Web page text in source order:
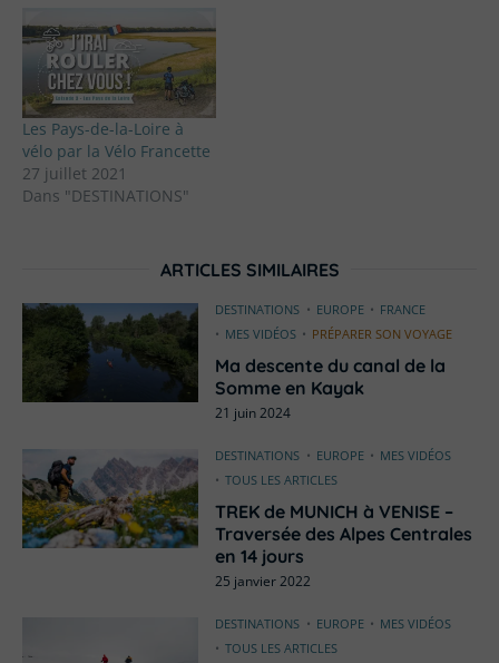
Les Pays-de-la-Loire à
vélo par la Vélo Francette
27 juillet 2021
Dans "DESTINATIONS"
ARTICLES SIMILAIRES
DESTINATIONS EUROPE
FRANCE
MES VIDÉOS
PRÉPARER SON VOYAGE
Ma descente du canal de la
Somme en Kayak
21 juin 2024
DESTINATIONS EUROPE
MES VIDÉOS
TOUS LES ARTICLES
TREK de MUNICH à VENISE –
Traversée des Alpes Centrales
en 14 jours
25 janvier 2022
DESTINATIONS EUROPE
MES VIDÉOS
TOUS LES ARTICLES